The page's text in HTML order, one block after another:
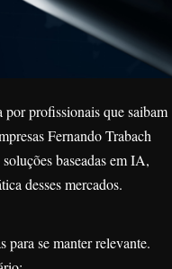
profissionais que saibam
Fernando Trabach
baseadas em IA,
desses mercados.
para se manter relevante.